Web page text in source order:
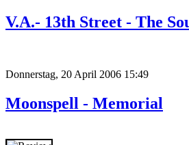
V.A.- 13th Street - The
Donnerstag, 20 April 2006 15:49
Moonspell - Memorial